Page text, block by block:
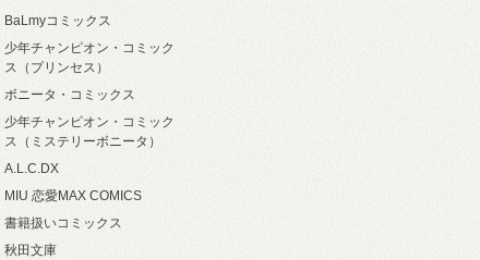
BaLmyコミックス
少年チャンピオン・コミック
ス（プリンセス）
ボニータ・コミックス
少年チャンピオン・コミック
ス（ミステリーボニータ）
A.L.C.DX
MIU 恋愛MAX COMICS
書籍扱いコミックス
秋田文庫